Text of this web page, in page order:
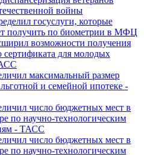
войны
госуслуги, которые
получить по биометрии в МФЦ
возможности получения
для молодых
максимальный размер
и семейной ипотеке -
число бюджетных мест в
по научно-технологическим
- ТАСС
число бюджетных мест в
по научно-технологическим